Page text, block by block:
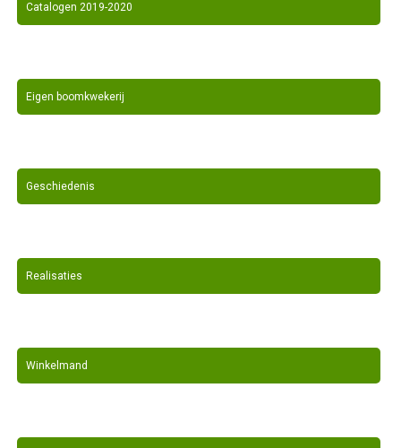
Catalogen 2019-2020
Eigen boomkwekerij
Geschiedenis
Realisaties
Winkelmand